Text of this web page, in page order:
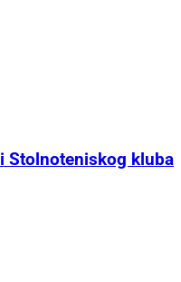
Stolnoteniskog kluba